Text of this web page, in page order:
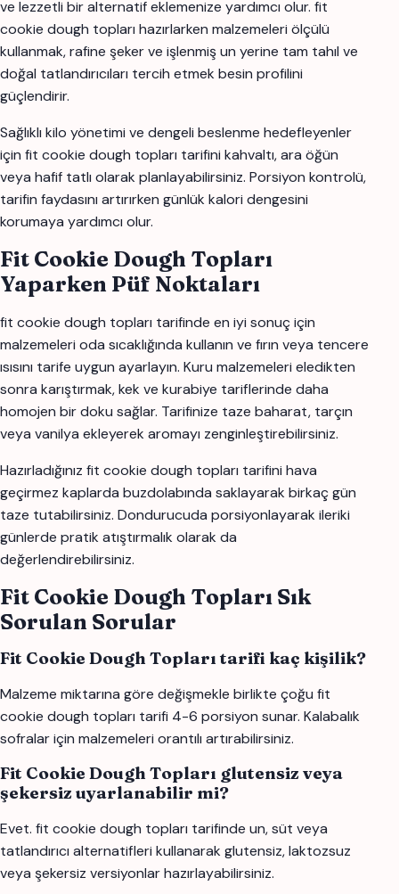
ve lezzetli bir alternatif eklemenize yardımcı olur. fit
cookie dough topları hazırlarken malzemeleri ölçülü
kullanmak, rafine şeker ve işlenmiş un yerine tam tahıl ve
doğal tatlandırıcıları tercih etmek besin profilini
güçlendirir.
Sağlıklı kilo yönetimi ve dengeli beslenme hedefleyenler
için fit cookie dough topları tarifini kahvaltı, ara öğün
veya hafif tatlı olarak planlayabilirsiniz. Porsiyon kontrolü,
tarifin faydasını artırırken günlük kalori dengesini
korumaya yardımcı olur.
Fit Cookie Dough Topları
Yaparken Püf Noktaları
fit cookie dough topları tarifinde en iyi sonuç için
malzemeleri oda sıcaklığında kullanın ve fırın veya tencere
ısısını tarife uygun ayarlayın. Kuru malzemeleri eledikten
sonra karıştırmak, kek ve kurabiye tariflerinde daha
homojen bir doku sağlar. Tarifinize taze baharat, tarçın
veya vanilya ekleyerek aromayı zenginleştirebilirsiniz.
Hazırladığınız fit cookie dough topları tarifini hava
geçirmez kaplarda buzdolabında saklayarak birkaç gün
taze tutabilirsiniz. Dondurucuda porsiyonlayarak ileriki
günlerde pratik atıştırmalık olarak da
değerlendirebilirsiniz.
Fit Cookie Dough Topları Sık
Sorulan Sorular
Fit Cookie Dough Topları tarifi kaç kişilik?
Malzeme miktarına göre değişmekle birlikte çoğu fit
cookie dough topları tarifi 4-6 porsiyon sunar. Kalabalık
sofralar için malzemeleri orantılı artırabilirsiniz.
Fit Cookie Dough Topları glutensiz veya
şekersiz uyarlanabilir mi?
Evet. fit cookie dough topları tarifinde un, süt veya
tatlandırıcı alternatifleri kullanarak glutensiz, laktozsuz
veya şekersiz versiyonlar hazırlayabilirsiniz.